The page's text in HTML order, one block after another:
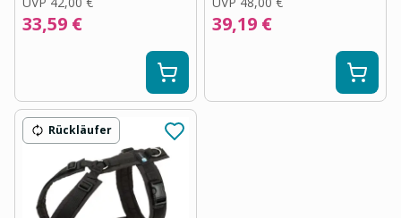
33,59 € 39,19 €
Rückläufer